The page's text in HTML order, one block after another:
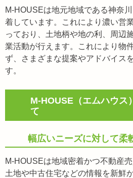
M-HOUSEは地元地域である神奈
着しています。これにより濃い営
っており、土地柄や地の利、周辺
業活動が行えます。これにより物
ず、さまざまな提案やアドバイス
す。
M-HOUSE（エムハウス
て
幅広いニーズに対して柔
M-HOUSEは地域密着かつ不動産
土地や中古住宅などの情報を新鮮